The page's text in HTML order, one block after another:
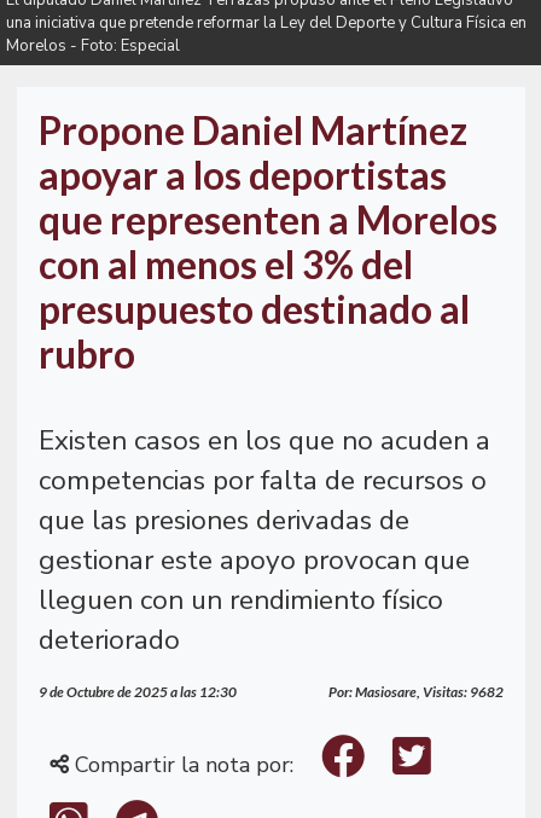
una iniciativa que pretende reformar la Ley del Deporte y Cultura Física en
Morelos - Foto: Especial
Propone Daniel Martínez
apoyar a los deportistas
que representen a Morelos
con al menos el 3% del
presupuesto destinado al
rubro
Existen casos en los que no acuden a
competencias por falta de recursos o
que las presiones derivadas de
gestionar este apoyo provocan que
lleguen con un rendimiento físico
deteriorado
9 de Octubre de 2025 a las 12:30 Por: Masiosare, Visitas: 9682
Compartir la nota por: